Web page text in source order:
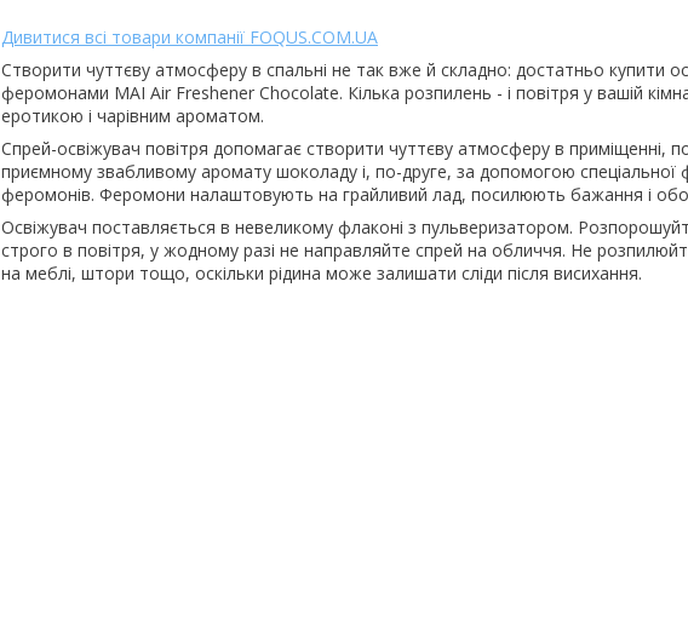
Дивитися всі товари компанії FOQUS.COM.UA
Створити чуттєву атмосферу в спальні не так вже й складно: достатньо купити
феромонами MAI Air Freshener Chocolate. Кілька розпилень - і повітря у вашій
еротикою і чарівним ароматом.
Спрей-освіжувач повітря допомагає створити чуттєву атмосферу в приміщенні,
приємному звабливому аромату шоколаду і, по-друге, за допомогою спеціальної
феромонів. Феромони налаштовують на грайливий лад, посилюють бажання і
Освіжувач поставляється в невеликому флаконі з пульверизатором.
строго в повітря, у жодному разі не направляйте спрей на обличчя. Не
на меблі, штори тощо, оскільки рідина може залишати сліди після висихання.